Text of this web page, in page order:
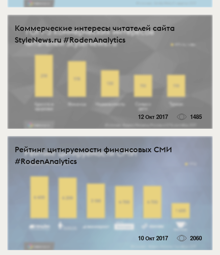
Коммерческие интересы читателей сайта
StyleNews.ru #RodenAnalytics
12 Окт 2017 1485
Рейтинг цитируемости финансовых СМИ
#RodenAnalytics
10 Окт 2017 2060